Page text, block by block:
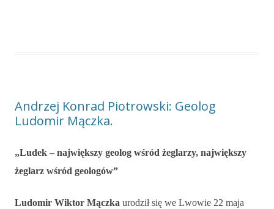
Andrzej Konrad Piotrowski: Geolog
Ludomir Mączka.
„Ludek – największy geolog wśród żeglarzy, największy
żeglarz wśród geologów”
Ludomir Wiktor Mączka urodził się we Lwowie 22 maja